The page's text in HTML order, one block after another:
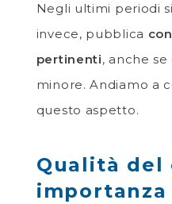
Negli ultimi periodi
invece, pubblica
pertinenti, anche
minore. Andiamo a
questo aspetto.
Qualità del
importanza